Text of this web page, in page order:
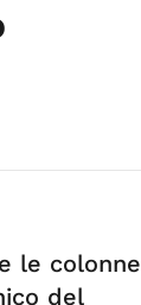
le colonne
del